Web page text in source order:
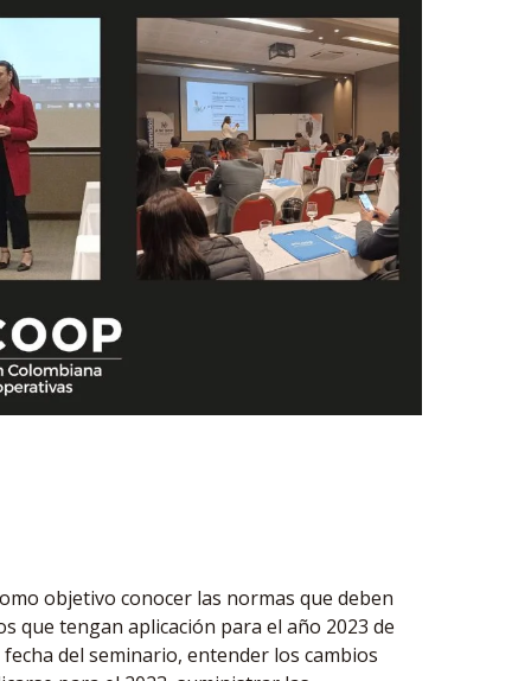
objetivo conocer las normas que deben
que tengan aplicación para el año 2023 de
del seminario, entender los cambios